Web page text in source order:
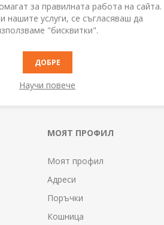
МОЯТ ПРОФИЛ
Моят профил
Адреси
Поръчки
Кошница
за правилната работа на сайта.
нашите услуги, се съгласяваш да
"бисквитки".
ДОБРЕ
Научи повече